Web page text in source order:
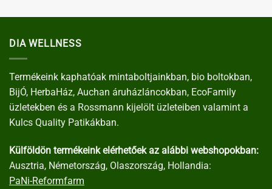
DIA WELLNESS
Termékeink kaphatóak mintaboltjainkban, bio boltokban,
BijÓ, HerbaHáz, Auchan áruházláncokban, EcoFamily
üzletekben és a Rossmann kijelölt üzleteiben valamint a
Kulcs Quality Patikákban.
Külföldön termékeink elérhetőek az alábbi webshopokban:
Ausztria, Németország, Olaszország, Hollandia:
PaNi-Reformfarm